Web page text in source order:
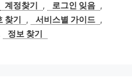
계정찾기 , 로그인 잊음 ,
찾기 , 서비스별 가이드 ,
정보 찾기